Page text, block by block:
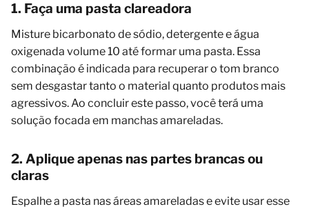
1. Faça uma pasta clareadora
Misture bicarbonato de sódio, detergente e água
oxigenada volume 10 até formar uma pasta. Essa
combinação é indicada para recuperar o tom branco
sem desgastar tanto o material quanto produtos mais
agressivos. Ao concluir este passo, você terá uma
solução focada em manchas amareladas.
2. Aplique apenas nas partes brancas ou
claras
Espalhe a pasta nas áreas amareladas e evite usar esse